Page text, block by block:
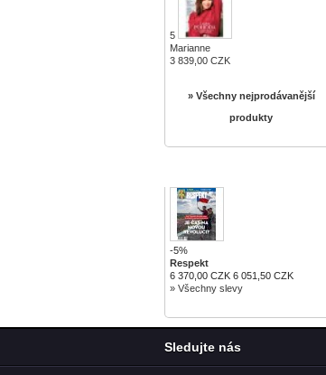
5
Marianne
3 839,00 CZK
» Všechny nejprodávanější
produkty
-5%
Respekt
6 370,00 CZK 6 051,50 CZK
» Všechny slevy
Sledujte nás